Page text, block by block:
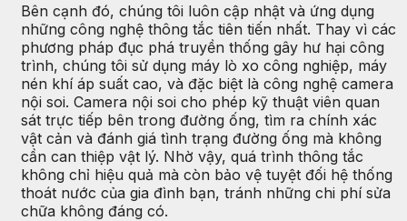
Bên cạnh đó, chúng tôi luôn cập nhật và ứng dụng
những công nghệ thông tắc tiên tiến nhất. Thay vì các
phương pháp đục phá truyền thống gây hư hại công
trình, chúng tôi sử dụng máy lò xo công nghiệp, máy
nén khí áp suất cao, và đặc biệt là công nghệ camera
nội soi. Camera nội soi cho phép kỹ thuật viên quan
sát trực tiếp bên trong đường ống, tìm ra chính xác
vật cản và đánh giá tình trạng đường ống mà không
cần can thiệp vật lý. Nhờ vậy, quá trình thông tắc
không chỉ hiệu quả mà còn bảo vệ tuyệt đối hệ thống
thoát nước của gia đình bạn, tránh những chi phí sửa
chữa không đáng có.